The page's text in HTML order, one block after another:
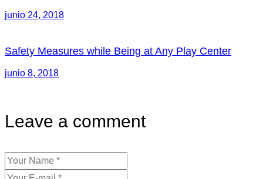
junio 24, 2018
Safety Measures while Being at Any Play Center
junio 8, 2018
Leave a comment